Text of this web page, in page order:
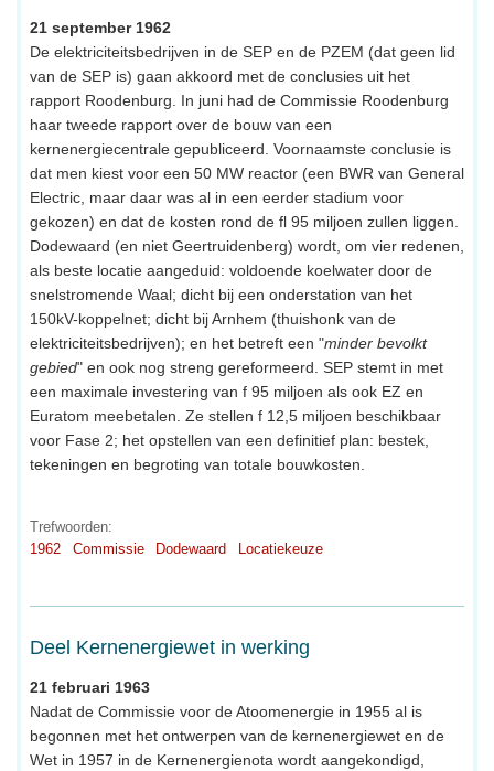
21 september 1962
De elektriciteitsbedrijven in de SEP en de PZEM (dat geen lid
van de SEP is) gaan akkoord met de conclusies uit het
rapport Roodenburg. In juni had de Commissie Roodenburg
haar tweede rapport over de bouw van een
kernenergiecentrale gepubliceerd. Voornaamste conclusie is
dat men kiest voor een 50 MW reactor (een BWR van General
Electric, maar daar was al in een eerder stadium voor
gekozen) en dat de kosten rond de fl 95 miljoen zullen liggen.
Dodewaard (en niet Geertruidenberg) wordt, om vier redenen,
als beste locatie aangeduid: voldoende koelwater door de
snelstromende Waal; dicht bij een onderstation van het
150kV-koppelnet; dicht bij Arnhem (thuishonk van de
elektriciteitsbedrijven); en het betreft een "minder bevolkt
gebied" en ook nog streng gereformeerd. SEP stemt in met
een maximale investering van f 95 miljoen als ook EZ en
Euratom meebetalen. Ze stellen f 12,5 miljoen beschikbaar
voor Fase 2; het opstellen van een definitief plan: bestek,
tekeningen en begroting van totale bouwkosten.
Trefwoorden:
1962
Commissie Dodewaard Locatiekeuze
Deel Kernenergiewet in werking
21 februari 1963
Nadat de Commissie voor de Atoomenergie in 1955 al is
begonnen met het ontwerpen van de kernenergiewet en de
Wet in 1957 in de Kernenergienota wordt aangekondigd,